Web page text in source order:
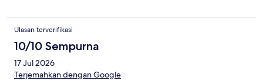
Ulasan terverifikasi
10/10 Sempurna
17 Jul 2026
Terjemahkan dengan Google